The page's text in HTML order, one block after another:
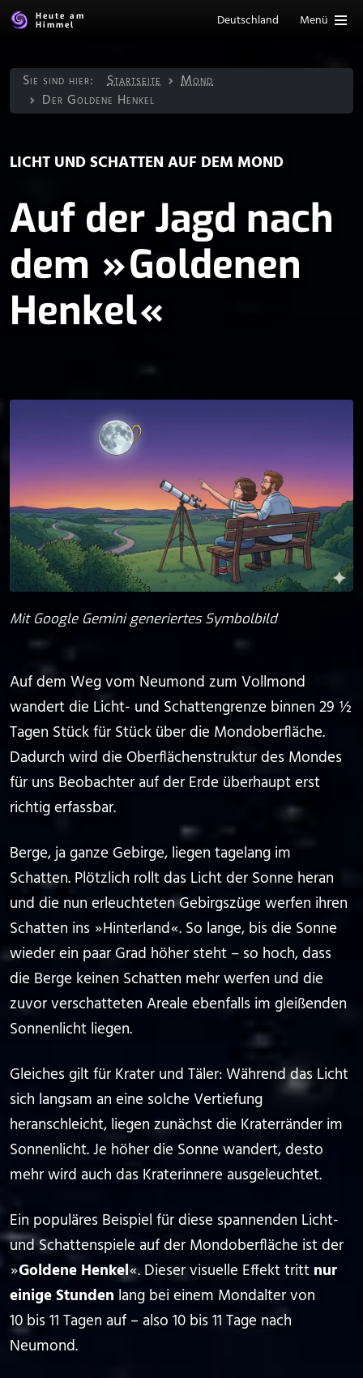
Heute am
Himmel
Deutschland Menü
Sie sind hier: Startseite
Mond
Der Goldene Henkel
LICHT UND SCHATTEN AUF DEM MOND
Auf der Jagd nach
dem ⁠ ⁠»⁠ ⁠Goldenen
Henkel⁠ ⁠«⁠ ⁠
Mit Google Gemini generiertes Symbolbild
Auf dem Weg vom Neumond zum Vollmond
wandert die Licht- und Schattengrenze binnen 29 ½
Tagen Stück für Stück über die Mondoberfläche.
Dadurch wird die Oberflächenstruktur des Mondes
für uns Beobachter auf der Erde überhaupt erst
richtig erfassbar.
Berge, ja ganze Gebirge, liegen tagelang im
Schatten. Plötzlich rollt das Licht der Sonne heran
und die nun erleuchteten Gebirgszüge werfen ihren
Schatten ins ⁠ ⁠»⁠ ⁠Hinterland⁠ ⁠«⁠ ⁠. So lange, bis die Sonne
wieder ein paar Grad höher steht – so hoch, dass
die Berge keinen Schatten mehr werfen und die
zuvor verschatteten Areale ebenfalls im gleißenden
Sonnenlicht liegen.
Gleiches gilt für Krater und Täler: Während das Licht
sich langsam an eine solche Vertiefung
heranschleicht, liegen zunächst die Kraterränder im
Sonnenlicht. Je höher die Sonne wandert, desto
mehr wird auch das Kraterinnere ausgeleuchtet.
Ein populäres Beispiel für diese spannenden Licht-
und Schattenspiele auf der Mondoberfläche ist der
⁠ ⁠»⁠ ⁠Goldene Henkel⁠ ⁠«⁠ ⁠. Dieser visuelle Effekt tritt nur
einige Stunden lang bei einem Mondalter von
10 bis 11 Tagen auf – also 10 bis 11 Tage nach
Neumond.